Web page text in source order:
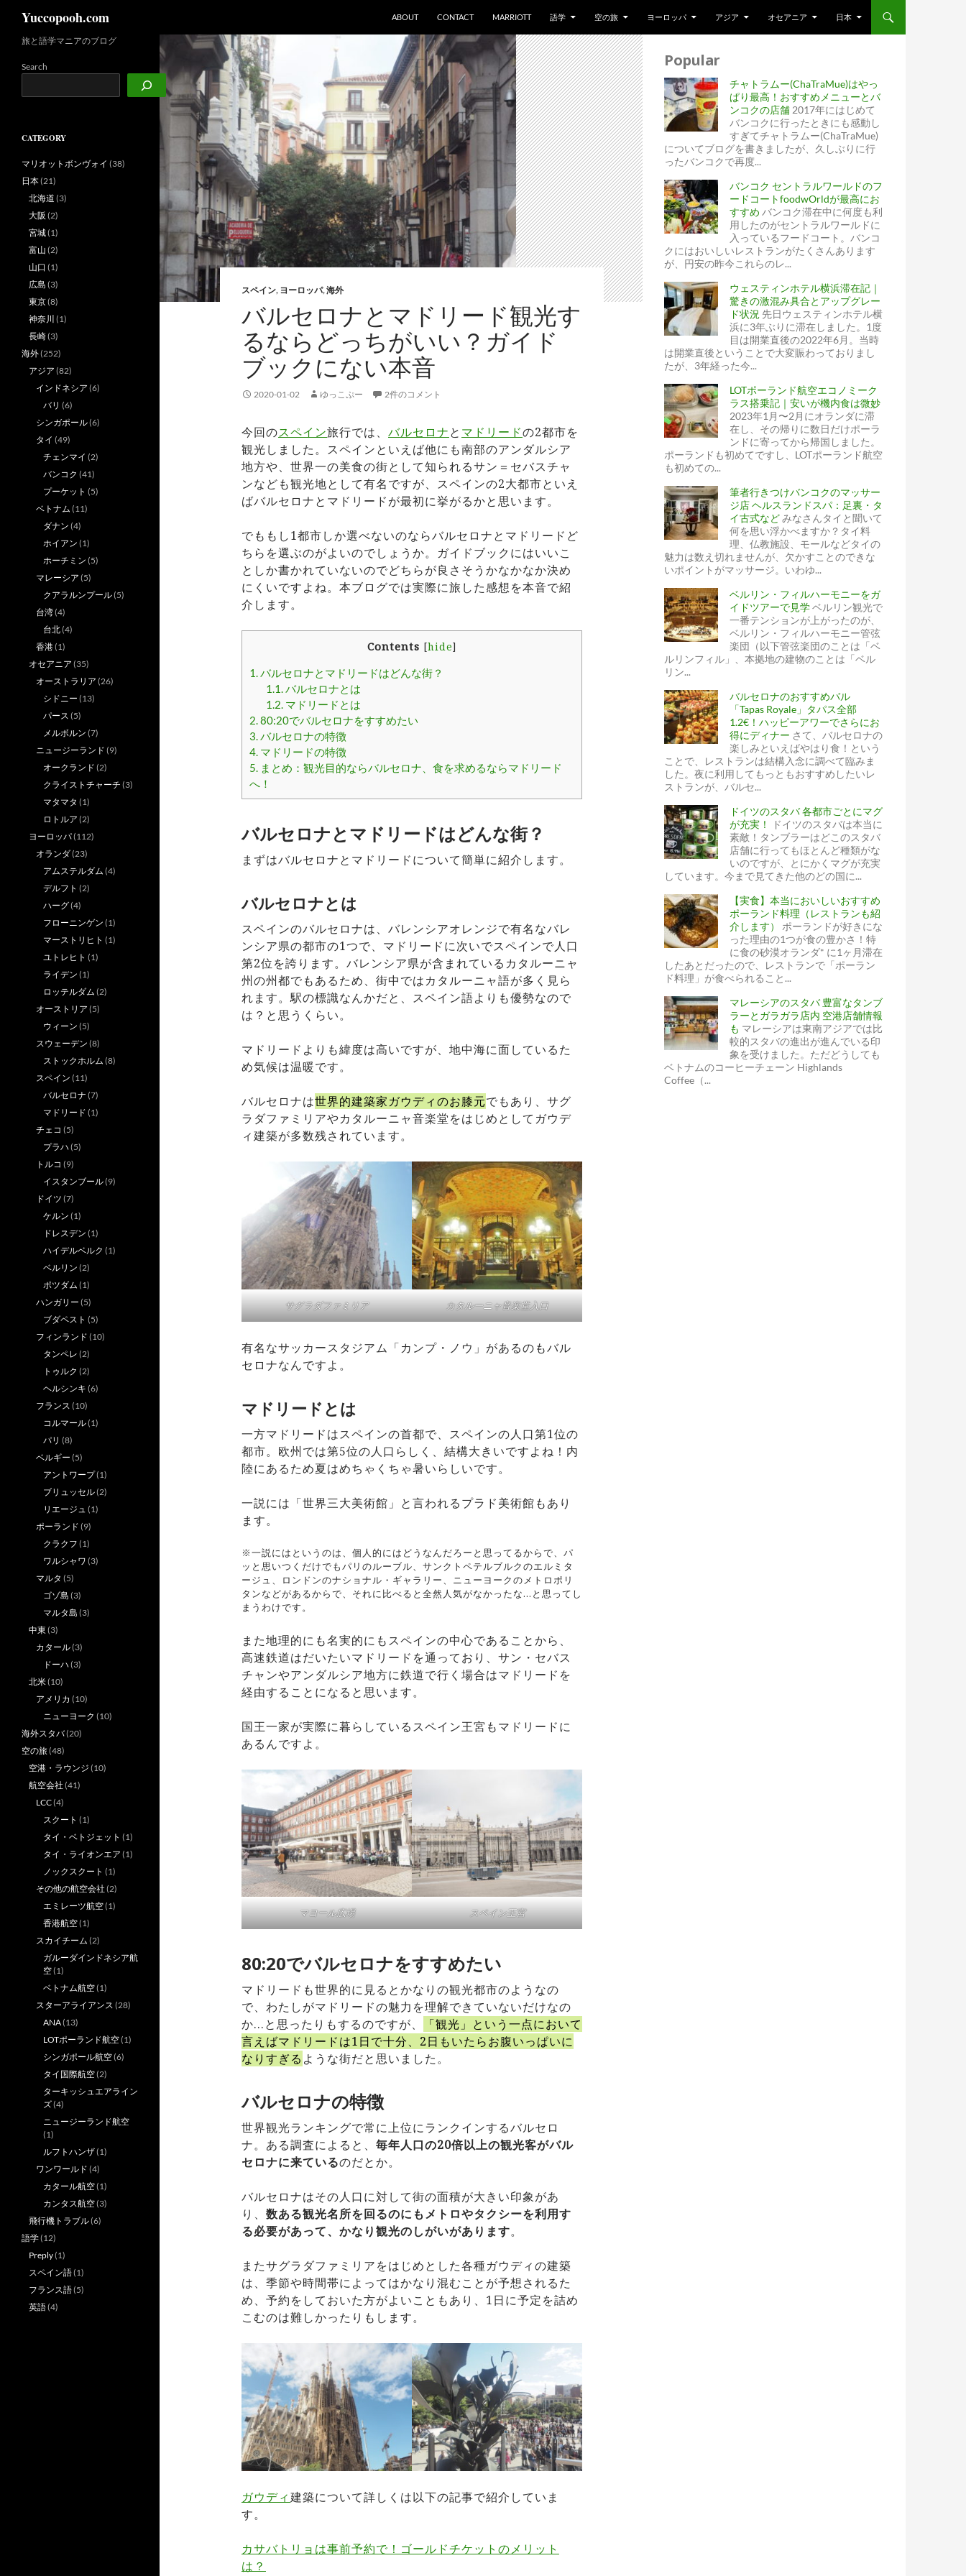
Yuccopooh.com ABOUT CONTACT MARRIOTT 語学 空の旅 ヨーロッパ アジア オセアニア 日本
スペイン, ヨーロッパ,海外
バルセロナとマドリード観光す
るならどっちがいい？ガイド
ブックにない本音
2020-01-02 ゆっこぷー 2件のコメント
今回のスペイン旅行では、 バルセロナと マドリードの2都市を
観光しました。スペインといえば他にも南部のアンダルシア
地方や、世界一の美食の街として知られるサン＝セバスチャ
ンなども観光地として有名ですが、スペインの2大都市といえ
ばバルセロナとマドリードが最初に挙がるかと思います。
でももし1都市しか選べないのならバルセロナとマドリードど
ちらを選ぶのがよいのでしょうか。ガイドブックにはいいこ
としか書かれていないのでどちらが良さそうかなかなか決め
にくいですよね。本ブログでは実際に旅した感想を本音で紹
介します。
Contents [hide]
1.バルセロナとマドリードはどんな街？
1.1.バルセロナとは
1.2.マドリードとは
2.80:20でバルセロナをすすめたい
3.バルセロナの特徴
4. マドリードの特徴
5. まとめ：観光目的ならバルセロナ、食を求めるならマドリード
へ！
バルセロナとマドリードはどんな街？
まずはバルセロナとマドリードについて簡単に紹介します。
バルセロナとは
スペインのバルセロナは、バレンシアオレンジで有名なバレ
ンシア県の都市の1つで、マドリードに次いでスペインで人口
第2位を誇ります。バレンシア県が含まれているカタルーニャ
州の州都でもあるため、街中ではカタルーニャ語が多く見ら
れます。駅の標識なんかだと、スペイン語よりも優勢なので
は？と思うくらい。
マドリードよりも緯度は高いですが、地中海に面しているた
め気候は温暖です。
バルセロナは世界的建築家ガウディのお膝元でもあり、サグ
ラダファミリアやカタルーニャ音楽堂をはじめとしてガウデ
ィ建築が多数残されています。
サグラダファミリア カタルーニャ音楽堂入口
有名なサッカースタジアム「カンプ・ノウ」があるのもバル
セロナなんですよ。
マドリードとは
一方マドリードはスペインの首都で、スペインの人口第1位の
都市。欧州では第5位の人口らしく、結構大きいですよね！内
陸にあるため夏はめちゃくちゃ暑いらしいです。
一説には「世界三大美術館」と言われるプラド美術館もあり
ます。
※一説にはというのは、個人的にはどうなんだろーと思ってるからで、パ
ッと思いつくだけでもパリのルーブル、サンクトペテルブルクのエルミタ
ージュ、ロンドンのナショナル・ギャラリー、ニューヨークのメトロポリ
タンなどがあるからで、それに比べると全然人気がなかったな…と思ってし
まうわけです。
また地理的にも名実的にもスペインの中心であることから、
高速鉄道はだいたいマドリードを通っており、サン・セバス
チャンやアンダルシア地方に鉄道で行く場合はマドリードを
経由することになると思います。
国王一家が実際に暮らしているスペイン王宮もマドリードに
あるんですよ。
マヨール広場 スペイン王宮
80:20でバルセロナをすすめたい
マドリードも世界的に見るとかなりの観光都市のようなの
で、わたしがマドリードの魅力を理解できていないだけなの
か…と思ったりもするのですが、
「観光」という一点において
言えばマドリードは1日で十分、2日もいたらお腹いっぱいに
なりすぎる ような街だと思いました。
バルセロナの特徴
世界観光ランキングで常に上位にランクインするバルセロ
ナ。ある調査によると、 毎年人口の20倍以上の観光客がバル
セロナに来ているのだとか。
バルセロナはその人口に対して街の面積が大きい印象があ
り、 数ある観光名所を回るのにもメトロやタクシーを利用す
る必要があって、かなり観光のしがいがあります。
またサグラダファミリアをはじめとした各種ガウディの建築
は、季節や時間帯によってはかなり混むことが予想されるた
め、予約をしておいた方がよいこともあり、1日に予定を詰め
こむのは難しかったりもします。
ガウディ建築について詳しくは以下の記事で紹介していま
す。
カサバトリョは事前予約で！ゴールドチケットのメリット
は？
Popular
チャトラムー(ChaTraMue)はやっ
ぱり最高！おすすめメニューとバ
ンコクの店舗 2017年にはじめて
バンコクに行ったときにも感動し
すぎてチャトラムー(ChaTraMue)
についてブログを書きましたが、久しぶりに行
ったバンコクで再度...
バンコク セントラルワールドのフ
ードコートfoodwOrldが最高にお
すすめ バンコク滞在中に何度も利
用したのがセントラルワールドに
入っているフードコート。バンコ
クにはおいしいレストランがたくさんあります
が、円安の昨今これらのレ...
ウェスティンホテル横浜滞在記｜
驚きの激混み具合とアップグレー
ド状況 先日ウェスティンホテル横
浜に3年ぶりに滞在しました。1度
目は開業直後の2022年6月。当時
は開業直後ということで大変賑わっておりまし
たが、3年経った今...
LOTポーランド航空エコノミーク
ラス搭乗記｜安いが機内食は微妙
2023年1月〜2月にオランダに滞
在し、その帰りに数日だけポーラ
ンドに寄ってから帰国しました。
ポーランドも初めてですし、LOTポーランド航空
も初めての...
筆者行きつけバンコクのマッサー
ジ店 ヘルスランドスパ：足裏・タ
イ古式などみなさんタイと聞いて
何を思い浮かべますか？タイ料
理、仏教施設、モールなどタイの
魅力は数え切れませんが、欠かすことのできな
いポイントがマッサージ。いわゆ...
ベルリン・フィルハーモニーをガ
イドツアーで見学ベルリン観光で
一番テンションが上がったのが、
ベルリン・フィルハーモニー管弦
楽団（以下管弦楽団のことは「ベ
ルリンフィル」、本拠地の建物のことは「ベル
リン...
バルセロナのおすすめバル
「Tapas Royale」タパス全部
1.2€！ハッピーアワーでさらにお
得にディナー さて、バルセロナの
楽しみといえばやはり食！という
ことで、レストランは結構入念に調べて臨みま
した。夜に利用してもっともおすすめしたいレ
ストランが、バルセ...
ドイツのスタバ 各都市ごとにマグ
が充実！
ドイツのスタバは本当に
素敵！タンブラーはどこのスタバ
店舗に行ってもほとんど種類がな
いのですが、とにかくマグが充実
しています。今まで見てきた他のどの国に...
【実食】本当においしいおすすめ
ポーランド料理（レストランも紹
介します）
ポーランドが好きにな
った理由の1つが食の豊かさ！特
に食の砂漠オランダ* に1ヶ月滞在
したあとだったので、レストランで「ポーラン
ド料理」が食べられること...
マレーシアのスタバ 豊富なタンブ
ラーとガラガラ店内 空港店舗情報
も マレーシアは東南アジアでは比
較的スタバの進出が進んでいる印
象を受けました。ただどうしても
ベトナムのコーヒーチェーン Highlands
Coffee（...
旅と語学マニアのブログ
Search
CATEGORY
マリオットボンヴォイ (38)
日本(21)
北海道 (3)
大阪 (2)
宮城(1)
富山 (2)
山口 (1)
広島 (3)
東京(8)
神奈川 (1)
長崎(3)
海外(252)
アジア (82)
インドネシア (6)
バリ (6)
シンガポール(6)
タイ (49)
チェンマイ (2)
バンコク (41)
プーケット (5)
ベトナム (11)
ダナン (4)
ホイアン (1)
ホーチミン (5)
マレーシア (5)
クアラルンプール(5)
台湾(4)
台北(4)
香港(1)
オセアニア (35)
オーストラリア (26)
シドニー (13)
パース (5)
メルボルン (7)
ニュージーランド (9)
オークランド (2)
クライストチャーチ (3)
マタマタ (1)
ロトルア (2)
ヨーロッパ(112)
オランダ(23)
アムステルダム (4)
デルフト (2)
ハーグ(4)
フローニンゲン (1)
マーストリヒト (1)
ユトレヒト (1)
ライデン (1)
ロッテルダム (2)
オーストリア (5)
ウィーン (5)
スウェーデン (8)
ストックホルム (8)
スペイン (11)
バルセロナ (7)
マドリード (1)
チェコ (5)
プラハ(5)
トルコ (9)
イスタンブール(9)
ドイツ (7)
ケルン (1)
ドレスデン (1)
ハイデルベルク (1)
ベルリン (2)
ポツダム (1)
ハンガリー (5)
ブダペスト (5)
フィンランド (10)
タンペレ (2)
トゥルク (2)
ヘルシンキ (6)
フランス (10)
コルマール(1)
パリ (8)
ベルギー (5)
アントワープ(1)
ブリュッセル(2)
リエージュ (1)
ポーランド (9)
クラクフ (1)
ワルシャワ (3)
マルタ (5)
ゴゾ島 (3)
マルタ島 (3)
中東 (3)
カタール(3)
ドーハ(3)
北米(10)
アメリカ (10)
ニューヨーク (10)
海外スタバ(20)
空の旅(48)
空港・ラウンジ (10)
航空会社 (41)
LCC(4)
スクート (1)
タイ・ベトジェット (1)
タイ・ライオンエア (1)
ノックスクート (1)
その他の航空会社 (2)
エミレーツ航空(1)
香港航空(1)
スカイチーム (2)
ガルーダインドネシア航
空(1)
ベトナム航空(1)
スターアライアンス (28)
ANA(13)
LOTポーランド航空(1)
シンガポール航空(6)
タイ国際航空(2)
ターキッシュエアライン
ズ(4)
ニュージーランド航空
(1)
ルフトハンザ(1)
ワンワールド (4)
カタール航空(1)
カンタス航空(3)
飛行機トラブル(6)
語学(12)
Preply(1)
スペイン語(1)
フランス語(5)
英語(4)